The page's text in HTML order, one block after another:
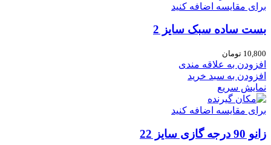
برای مقایسه اضافه کنید
بست ساده سبک سایز 2
10,800 تومان
افزودن به علاقه مندی
افزودن به سبد خرید
نمایش سریع
برای مقایسه اضافه کنید
زانو 90 درجه گازی سایز 22